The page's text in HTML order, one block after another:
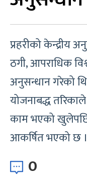
प्रहरीको केन्द्रीय
ठगी, आपराधिक
अनुसन्धान गरेको
योजनाबद्ध
काम भएको
आकर्षित भएको छ ।
0